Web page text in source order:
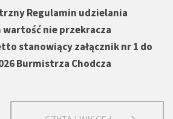
Regulamin udzielania
nie przekracza
stanowiący załącznik nr 1 do
Burmistrza Chodcza